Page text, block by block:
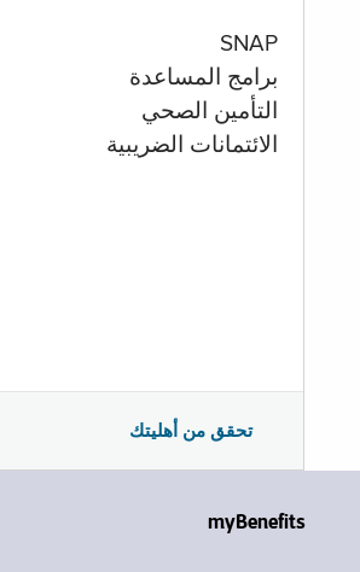
SNAP
برامج المساعدة
التأمين الصحي
الائتمانات الضريبية
تحقق من أهليتك
myBenefits